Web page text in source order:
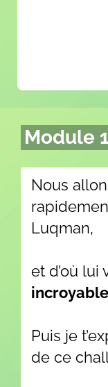
Module 1
Nous
Luqman,
et d’où lui
incroyable
Puis je
de ce